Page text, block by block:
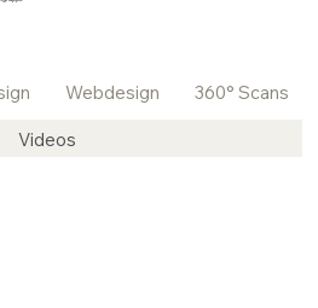
Webdesign 360° Scans
Videos